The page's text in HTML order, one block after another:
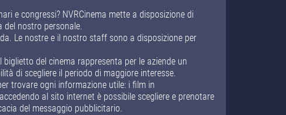
e congressi? NVRCinema mette a disposizione di
del nostro personale.
Le nostre e il nostro staff sono a disposizione per
del cinema rappresenta per le aziende un
di scegliere il periodo di maggiore interesse.
trovare ogni informazione utile: i film in
al sito internet è possibile scegliere e prenotare
del messaggio pubblicitario.